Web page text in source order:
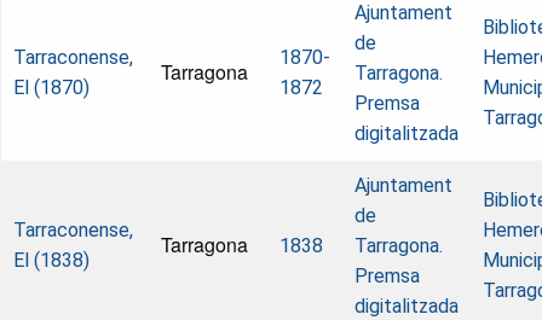
Tarraconense,
El (1870)
Tarragona
1870-
1872
Ajuntament
de
Tarragona.
Premsa
digitalitzada
Tarraconense,
El (1838)
Tarragona 1838
Ajuntament
de
Tarragona.
Premsa
digitalitzada